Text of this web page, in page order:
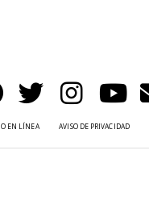
EN LÍNEA AVISO DE PRIVACIDAD